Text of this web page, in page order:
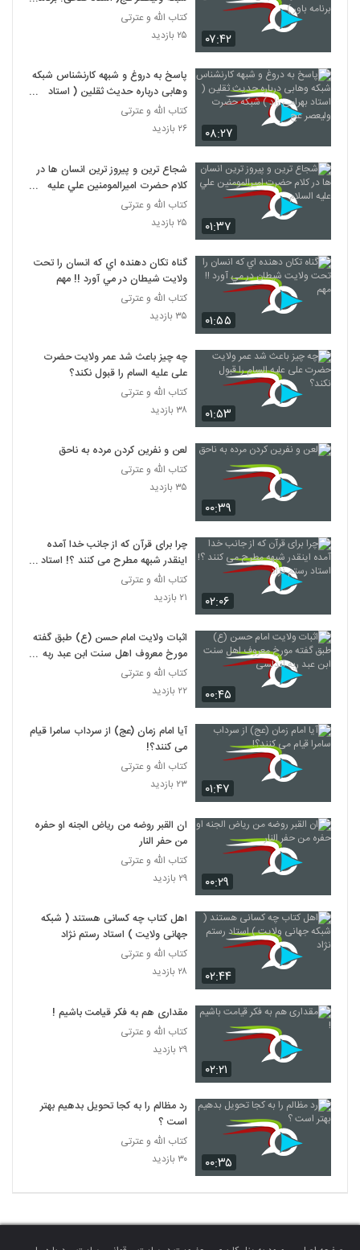
۰۷:۴۲
باور )
کتاب الله و عترتی
۲۵ بازدید
۰۸:۲۷
پاسخ به دروغ و شبهه کارنشناس شبکه
وهابی درباره حدیث ثقلین ( استاد
بهرامی زاد ) شبکه حضرت ولیعصر عج
کتاب الله و عترتی
۲۶ بازدید
۰۱:۳۷
شجاع ترين و پيروز ترين انسان ها در
کلام حضرت اميرالمومنين علي عليه
السلام
کتاب الله و عترتی
۲۵ بازدید
۰۱:۵۵
گناه تکان دهنده اي که انسان را تحت
ولايت شيطان در مي آورد !! مهم
کتاب الله و عترتی
۳۵ بازدید
۰۱:۵۳
چه چیز باعث شد عمر ولایت حضرت
علی علیه السام را قبول نکند؟
کتاب الله و عترتی
۳۸ بازدید
۰۰:۳۹
لعن و نفرين کردن مرده به ناحق
کتاب الله و عترتی
۳۵ بازدید
۰۲:۰۶
چرا برای قرآن که از جانب خدا آمده
اینقدر شبهه مطرح می کنند ؟! استاد
رستم نژاد
کتاب الله و عترتی
۲۱ بازدید
۰۰:۴۵
اثبات ولایت امام حسن (ع) طبق گفته
مورخ معروف اهل سنت ابن عبد ربه
اندلسی
کتاب الله و عترتی
۲۲ بازدید
۰۱:۴۷
آیا امام زمان (عج) از سرداب سامرا قیام
می کنند؟!
کتاب الله و عترتی
۲۳ بازدید
۰۰:۲۹
ان القبر روضه من ریاض الجنه او حفره
من حفر النار
کتاب الله و عترتی
۲۹ بازدید
۰۲:۴۴
اهل کتاب چه کسانی هستند ( شبکه
جهانی ولایت ) استاد رستم نژاد
کتاب الله و عترتی
۲۸ بازدید
۰۲:۲۱
مقداری هم به فکر قیامت باشیم !
کتاب الله و عترتی
۲۹ بازدید
۰۰:۳۵
رد مظالم را به کجا تحویل بدهیم بهتر
است ؟
کتاب الله و عترتی
۳۰ بازدید